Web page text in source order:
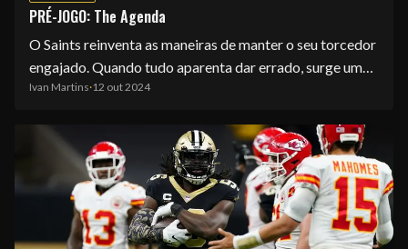
PRÉ-JOGO: The Agenda
O Saints reinventa as maneiras de manter o seu torcedor
engajado. Quando tudo aparenta dar errado, surge um…
Ivan Martins·12 out 2024